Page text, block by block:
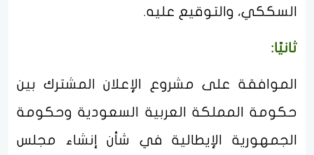
السككي، والتوقيع عليه.
ثانيًا:
الموافقة على مشروع الإعلان المشترك بين
حكومة المملكة العربية السعودية وحكومة
الجمهورية الإيطالية في شأن إنشاء مجلس